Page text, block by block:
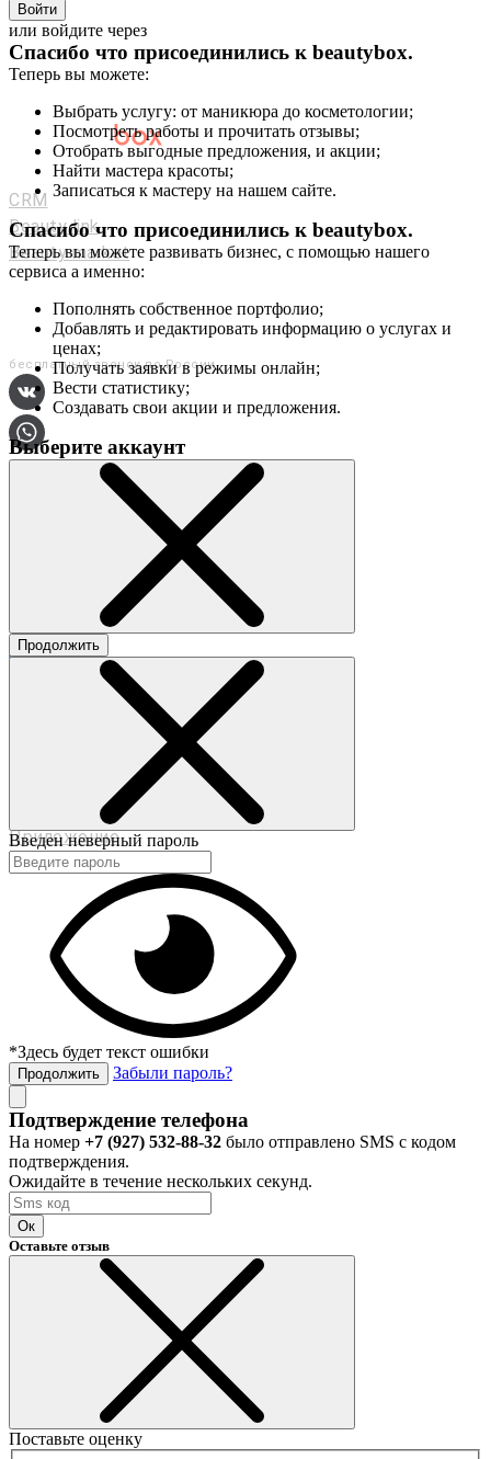
Мастерам и салонам
CRM
Beauty link
Beauty market
Приложение
Мы в соц. сетях
+7 (800) 551-80-29
бесплатный звонок по России
О сервисе
©2017-2020 beautybox.ru
Договор-оферта
Пользовательское соглашение
Политика конфиденциальности
Приложение
Войти
или войдите через
Спасибо что присоединились к beautybox.
Теперь вы можете:
Выбрать услугу: от маникюра до косметологии;
Посмотреть работы и прочитать отзывы;
Отобрать выгодные предложения, и акции;
Найти мастера красоты;
Записаться к мастеру на нашем сайте.
Спасибо что присоединились к beautybox.
Теперь вы можете развивать бизнес, с помощью нашего
сервиса а именно:
Пополнять собственное портфолио;
Добавлять и редактировать информацию о услугах и
ценах;
Получать заявки в режимы онлайн;
Вести статистику;
Создавать свои акции и предложения.
Выберите аккаунт
Продолжить
Введен неверный пароль
*Здесь будет текст ошибки
Продолжить Забыли пароль?
Подтверждение телефона
На номер +7 (927) 532-88-32 было отправлено SMS с кодом
подтверждения.
Ожидайте в течение нескольких секунд.
Ок
Оставьте отзыв
Поставьте оценку